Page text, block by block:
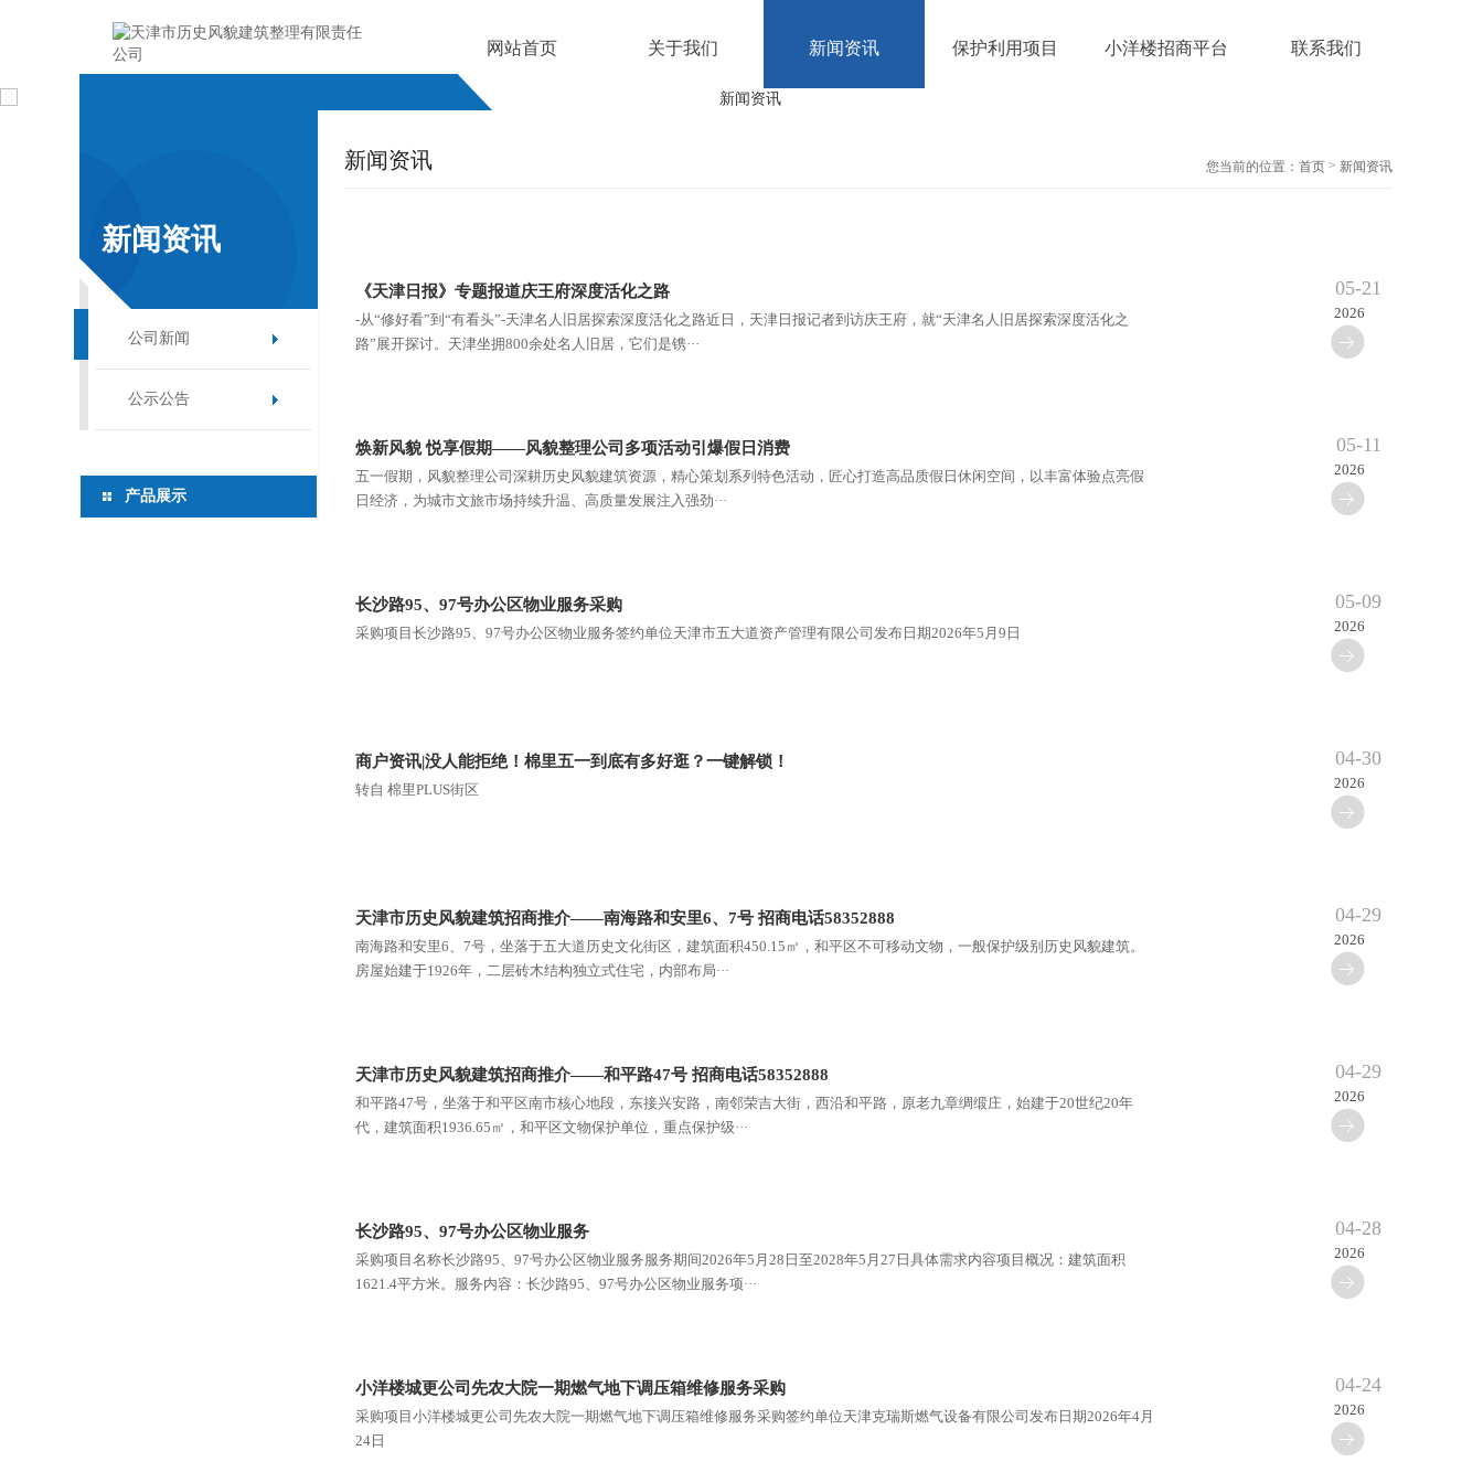
网站首页 关于我们 新闻资讯 保护利用项目 小洋楼招商平台 联系我们
新闻资讯
公司新闻
公示公告
产品展示
新闻资讯 您当前的位置： 首页 > 新闻资讯
《天津日报》专题报道庆王府深度活化之路
-从“修好看”到“有看头”-天津名人旧居探索深度活化之路近日，天津日报记者到访庆王府，就“天津名人旧居探索深度活化之
路”展开探讨。天津坐拥800余处名人旧居，它们是镌···
05-21
2026
焕新风貌 悦享假期——风貌整理公司多项活动引爆假日消费
五一假期，风貌整理公司深耕历史风貌建筑资源，精心策划系列特色活动，匠心打造高品质假日休闲空间，以丰富体验点亮假
日经济，为城市文旅市场持续升温、高质量发展注入强劲···
05-11
2026
长沙路95、97号办公区物业服务采购
采购项目长沙路95、97号办公区物业服务签约单位天津市五大道资产管理有限公司发布日期2026年5月9日
05-09
2026
商户资讯|没人能拒绝！棉里五一到底有多好逛？一键解锁！
转自 棉里PLUS街区
04-30
2026
天津市历史风貌建筑招商推介——南海路和安里6、7号 招商电话58352888
南海路和安里6、7号，坐落于五大道历史文化街区，建筑面积450.15㎡，和平区不可移动文物，一般保护级别历史风貌建筑。
房屋始建于1926年，二层砖木结构独立式住宅，内部布局···
04-29
2026
天津市历史风貌建筑招商推介——和平路47号 招商电话58352888
和平路47号，坐落于和平区南市核心地段，东接兴安路，南邻荣吉大街，西沿和平路，原老九章绸缎庄，始建于20世纪20年
代，建筑面积1936.65㎡，和平区文物保护单位，重点保护级···
04-29
2026
长沙路95、97号办公区物业服务
采购项目名称长沙路95、97号办公区物业服务服务期间2026年5月28日至2028年5月27日具体需求内容项目概况：建筑面积
1621.4平方米。服务内容：长沙路95、97号办公区物业服务项···
04-28
2026
小洋楼城更公司先农大院一期燃气地下调压箱维修服务采购
采购项目小洋楼城更公司先农大院一期燃气地下调压箱维修服务采购签约单位天津克瑞斯燃气设备有限公司发布日期2026年4月
24日
04-24
2026